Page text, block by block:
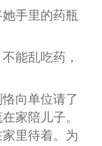
手里的药瓶
能乱吃药，
向单位请了
家陪儿子。
里待着。为